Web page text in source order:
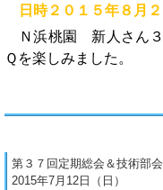
日時２０１５年８月
Ｎ浜桃園 新人さん
Ｑを楽しみました。
第３７回定期総会＆技術部
2015年7月12日（日）